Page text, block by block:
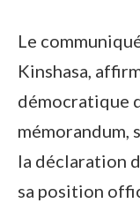
Le
Kinshasa,
démocratique
mémorandum,
la déclaration
sa position